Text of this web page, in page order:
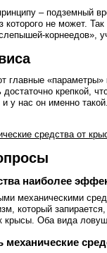
– подземный
которого не может.
корнеедов»,
главные
крепкой,
у нас он именно
средства от
наиболее
механическими
который
крысы. Оба вида
механические